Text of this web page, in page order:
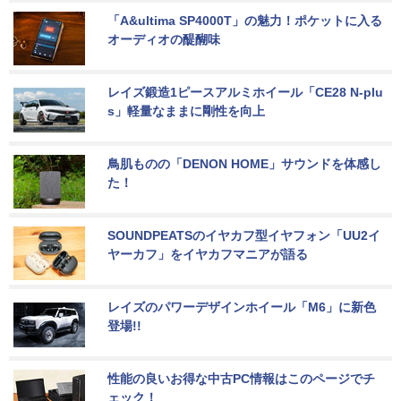
「A&ultima SP4000T」の魅力！ポケットに入る
オーディオの醍醐味
レイズ鍛造1ピースアルミホイール「CE28 N-plu
s」軽量なままに剛性を向上
鳥肌ものの「DENON HOME」サウンドを体感し
た！
SOUNDPEATSのイヤカフ型イヤフォン「UU2イ
ヤーカフ」をイヤカフマニアが語る
レイズのパワーデザインホイール「M6」に新色
登場!!
性能の良いお得な中古PC情報はこのページでチ
ェック！